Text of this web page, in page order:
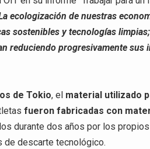
ecologización de nuestras
sostenibles y tecnologías
reduciendo progresivamente
de Tokio, el material utilizado
fueron fabricadas con
durante dos años por los
de descarte tecnológico.